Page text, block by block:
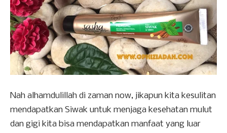
Nah alhamdulillah di zaman now, jikapun kita kesulitan
mendapatkan Siwak untuk menjaga kesehatan mulut
dan gigi kita bisa mendapatkan manfaat yang luar